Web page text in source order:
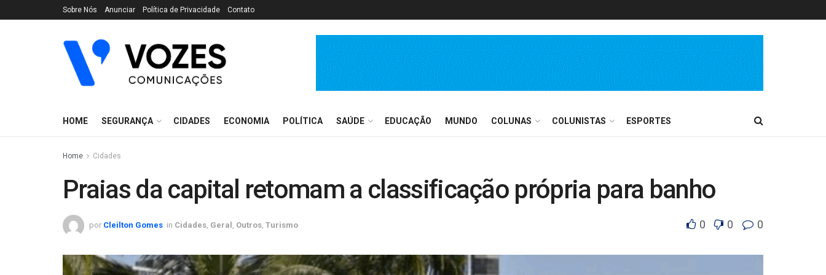
Sobre Nós Anunciar Política de Privacidade Contato
HOME SEGURANÇA CIDADES ECONOMIA POLÍTICA SAÚDE EDUCAÇÃO MUNDO COLUNAS COLUNISTAS ESPORTES
Home Cidades
Praias da capital retomam a classificação própria para banho
por Cleilton Gomes in Cidades Geral Outros Turismo 0 0 0